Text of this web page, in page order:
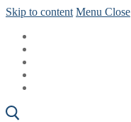
Skip to content Menu Close